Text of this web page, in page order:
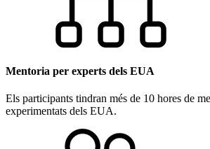
Mentoria per experts dels EUA
Els participants tindran més de 10 hores de
experimentats dels EUA.